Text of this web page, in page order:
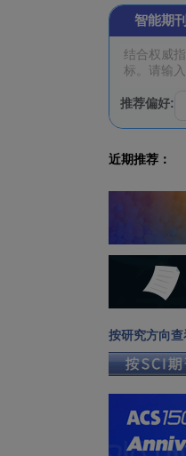
智能期
推荐偏好:
近期推荐：
按研究方向查